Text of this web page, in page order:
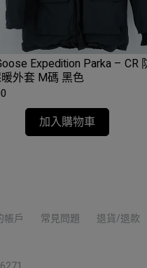
Expedition Parka – CR
外套 M碼 黑色
加入購物車
帳戶 常見問題 退貨/退款